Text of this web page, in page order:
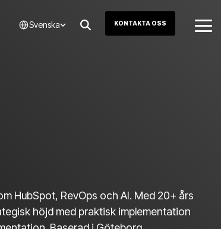
Svenska KONTAKTA OSS
HubSpot, RevOps och AI. Med 20+ års
höjd med praktisk implementation